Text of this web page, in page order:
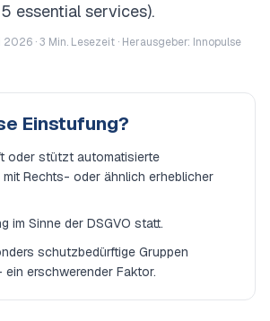
essential services).
·3 Min. Lesezeit · Herausgeber: Innopulse
Einstufung?
oder stützt automatisierte
Rechts- oder ähnlich erheblicher
im Sinne der DSGVO statt.
schutzbedürftige Gruppen
erschwerender Faktor.